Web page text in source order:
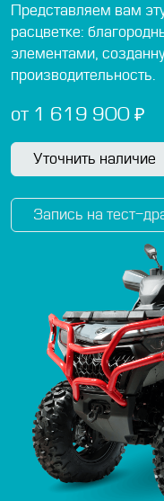
Представляем вам
расцветке:
элементами,
производительность.
от 1 619 900 ₽
Уточнить наличие
Запись на тест-